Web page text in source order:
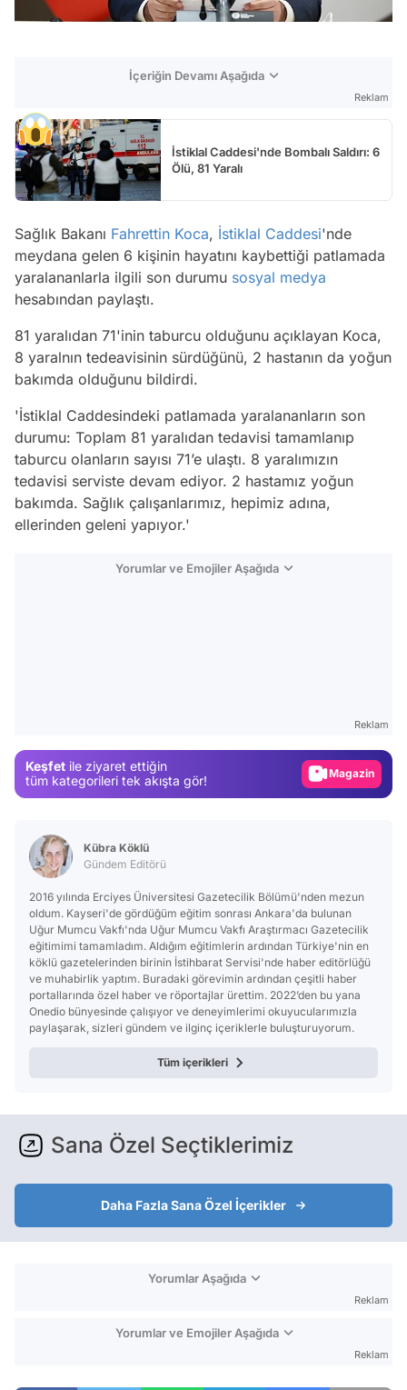
İçeriğin Devamı Aşağıda
Reklam
İstiklal Caddesi'nde Bombalı Saldırı: 6
Ölü, 81 Yaralı
Sağlık Bakanı Fahrettin Koca, İstiklal Caddesi'nde
meydana gelen 6 kişinin hayatını kaybettiği patlamada
yaralananlarla ilgili son durumu sosyal medya
hesabından paylaştı.
81 yaralıdan 71'inin taburcu olduğunu açıklayan Koca,
8 yaralnın tedeavisinin sürdüğünü, 2 hastanın da yoğun
bakımda olduğunu bildirdi.
'İstiklal Caddesindeki patlamada yaralananların son
durumu: Toplam 81 yaralıdan tedavisi tamamlanıp
taburcu olanların sayısı 71’e ulaştı. 8 yaralımızın
tedavisi serviste devam ediyor. 2 hastamız yoğun
bakımda. Sağlık çalışanlarımız, hepimiz adına,
ellerinden geleni yapıyor.'
Yorumlar ve Emojiler Aşağıda
Reklam
Keşfet ile ziyaret ettiğin
tüm kategorileri tek akışta gör!
Magazin
Kübra Köklü
Gündem Editörü
2016 yılında Erciyes Üniversitesi Gazetecilik Bölümü'nden mezun
oldum. Kayseri'de gördüğüm eğitim sonrası Ankara'da bulunan
Uğur Mumcu Vakfı'nda Uğur Mumcu Vakfı Araştırmacı Gazetecilik
eğitimimi tamamladım. Aldığım eğitimlerin ardından Türkiye'nin en
köklü gazetelerinden birinin İstihbarat Servisi'nde haber editörlüğü
ve muhabirlik yaptım. Buradaki görevimin ardından çeşitli haber
portallarında özel haber ve röportajlar ürettim. 2022’den bu yana
Onedio bünyesinde çalışıyor ve deneyimlerimi okuyucularımızla
paylaşarak, sizleri gündem ve ilginç içeriklerle buluşturuyorum.
Tüm içerikleri
Sana Özel Seçtiklerimiz
Daha Fazla Sana Özel İçerikler
Yorumlar Aşağıda
Reklam
Yorumlar ve Emojiler Aşağıda
Reklam